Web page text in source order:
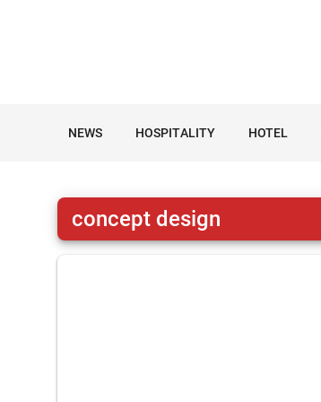
NEWS HOSPITALITY HOTEL
concept design